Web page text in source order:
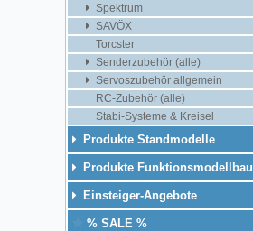
Spektrum
SAVÖX
Torcster
Senderzubehör (alle)
Servoszubehör allgemein
RC-Zubehör (alle)
Stabi-Systeme & Kreisel
Produkte Standmodelle
Produkte Funktionsmodellbau
Einsteiger-Angebote
% SALE %